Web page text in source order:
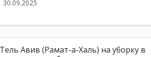
30.09.2025
Авив (Рамат-а-Халь) на уборку в